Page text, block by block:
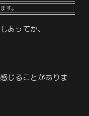
す。
あってか、
じることがありま